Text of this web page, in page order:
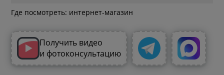
Где посмотреть: интернет-магазин
Получить видео
и фотоконсультацию